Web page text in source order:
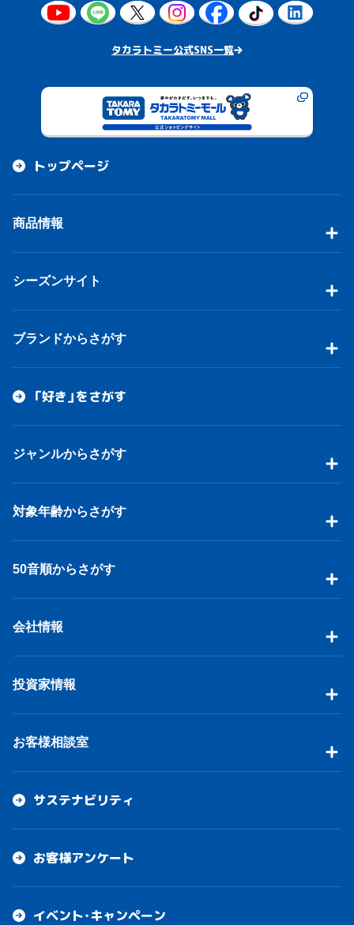
タカラトミー公式SNS一覧
トップページ
商品情報
シーズンサイト
ブランドからさがす
「好き」をさがす
ジャンルからさがす
対象年齢からさがす
50音順からさがす
会社情報
投資家情報
お客様相談室
サステナビリティ
お客様アンケート
イベント・キャンペーン